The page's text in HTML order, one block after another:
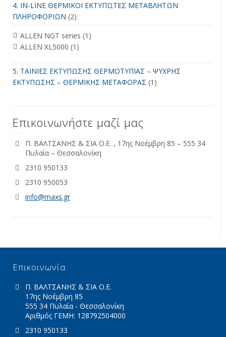
4. IN-LINE ΘΕΡΜΙΚΟΙ ΕΚΤΥΠΩΤΕΣ ΜΕΤΑΒΛΗΤΩΝ
ΠΛΗΡΟΦΟΡΙΩΝ (2)
ALLEN NGT series (1)
ALLEN XL5000 (1)
5. ΤΑΙΝΙΕΣ ΕΚΤΥΠΩΣΗΣ ΘΕΡΜΟΤΥΠΙΑΣ – ΨΥΧΡΗΣ
ΕΚΤΥΠΩΣΗΣ – ΘΕΡΜΙΚΗΣ ΜΕΤΑΦΟΡΑΣ (1)
Επικοινωνήστε μαζί μας
Π. ΒΑΛΤΣΑΝΗΣ & ΣΙΑ Ο.Ε. , 17ης Νοέμβρη 85 – 555 34
Πυλαία – Θεσσαλονίκη
2310 950133
2310 950053
info@maxs.gr
Επικοινωνία
Π. ΒΑΛΤΣΑΝΗΣ & ΣΙΑ Ο.Ε.
17ης Νοέμβρη 85
555 34 Πυλαία - Θεσσαλονίκη
Αριθμός ΓΕΜΗ: 128792504000
2310 950133